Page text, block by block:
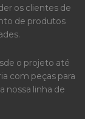
os clientes de
de produtos
o projeto até
com peças para
nossa linha de